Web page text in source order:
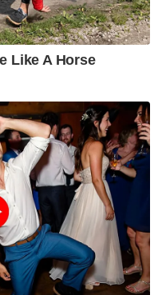
Like A Horse